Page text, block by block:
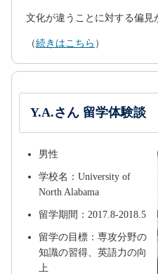
文化が違うことに対する偏見
（続きはこちら ）
Y.A.さん 留学体験談
男性
学校名：University of
North Alabama
留学期間：2017.8-2018.5
留学の目標：専攻分野の
知識の習得、英語力の向
上